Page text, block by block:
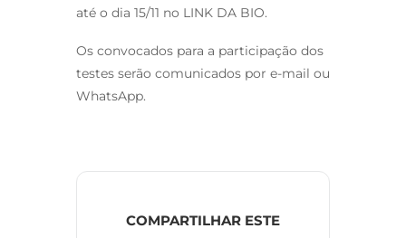
até o dia 15/11 no LINK DA BIO.
Os convocados para a participação dos
testes serão comunicados por e-mail ou
WhatsApp.
COMPARTILHAR ESTE